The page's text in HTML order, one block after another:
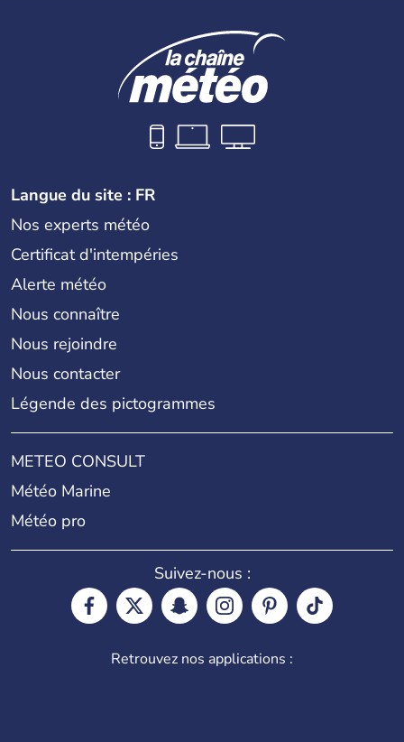
Langue du site : FR
Nos experts météo
Certificat d'intempéries
Alerte météo
Nous connaître
Nous rejoindre
Nous contacter
Légende des pictogrammes
METEO CONSULT
Météo Marine
Météo pro
Suivez-nous :
Retrouvez nos applications :